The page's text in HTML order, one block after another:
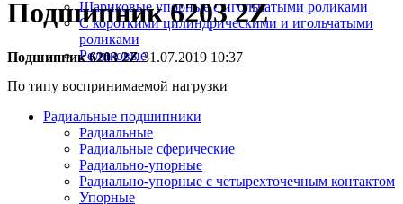
Шариковые упорные с игольчатыми роликами
С короткими цилиндрическими и игольчатыми
роликами
Роликовые
По типу воспринимаемой нагрузки
Радиальные подшипники
Радиальные
Радиальные сферические
Радиально-упорные
Радиально-упорные с четырехточечным контактом
Упорные
Подшипник 6203 2Z
Подшипник 6203 2Z31.07.2019 10:37